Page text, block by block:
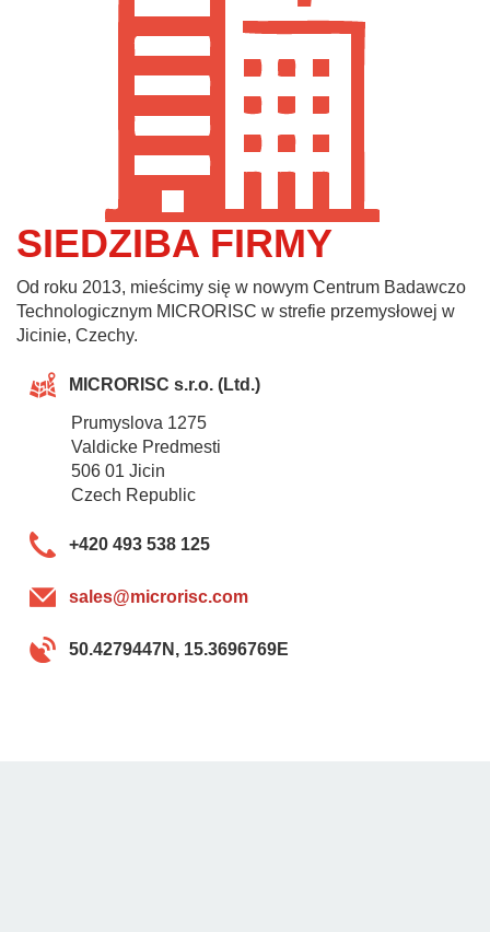
SIEDZIBA FIRMY
Od roku 2013, mieścimy się w nowym Centrum Badawczo
Technologicznym MICRORISC w strefie przemysłowej w
Jicinie, Czechy.
MICRORISC s.r.o. (Ltd.)
Prumyslova 1275
Valdicke Predmesti
506 01 Jicin
Czech Republic
+420 493 538 125
sales@microrisc.com
50.4279447N, 15.3696769E